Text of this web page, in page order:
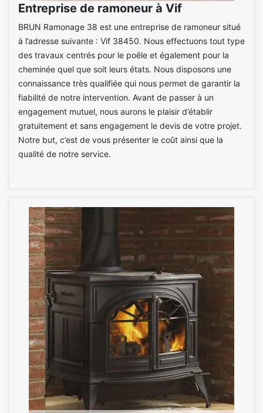
Entreprise de ramoneur à Vif
BRUN Ramonage 38 est une entreprise de ramoneur situé
à l’adresse suivante : Vif 38450. Nous effectuons tout type
des travaux centrés pour le poêle et également pour la
cheminée quel que soit leurs états. Nous disposons une
connaissance très qualifiée qui nous permet de garantir la
fiabilité de notre intervention. Avant de passer à un
engagement mutuel, nous aurons le plaisir d’établir
gratuitement et sans engagement le devis de votre projet.
Notre but, c’est de vous présenter le coût ainsi que la
qualité de notre service.